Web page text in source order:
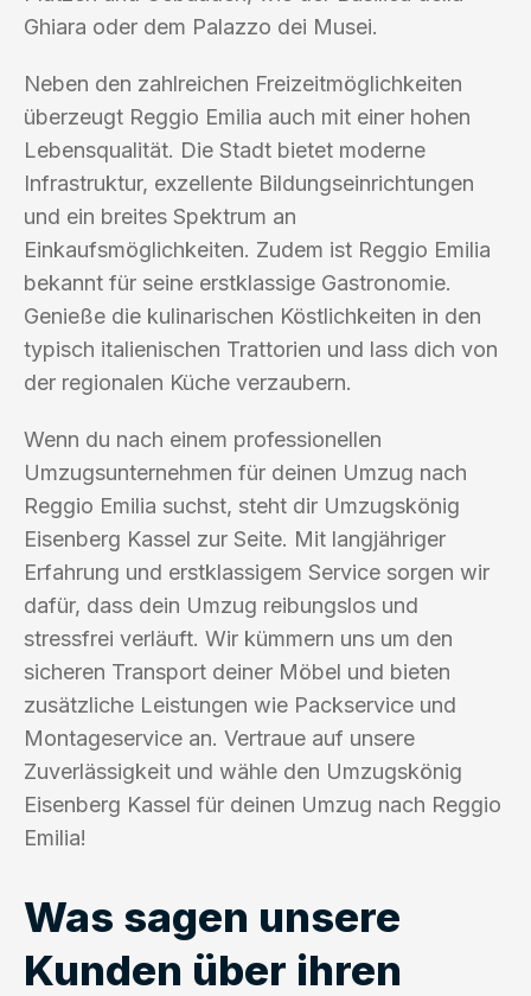
Ghiara oder dem Palazzo dei Musei.
Neben den zahlreichen Freizeitmöglichkeiten
überzeugt Reggio Emilia auch mit einer hohen
Lebensqualität. Die Stadt bietet moderne
Infrastruktur, exzellente Bildungseinrichtungen
und ein breites Spektrum an
Einkaufsmöglichkeiten. Zudem ist Reggio Emilia
bekannt für seine erstklassige Gastronomie.
Genieße die kulinarischen Köstlichkeiten in den
typisch italienischen Trattorien und lass dich von
der regionalen Küche verzaubern.
Wenn du nach einem professionellen
Umzugsunternehmen für deinen Umzug nach
Reggio Emilia suchst, steht dir Umzugskönig
Eisenberg Kassel zur Seite. Mit langjähriger
Erfahrung und erstklassigem Service sorgen wir
dafür, dass dein Umzug reibungslos und
stressfrei verläuft. Wir kümmern uns um den
sicheren Transport deiner Möbel und bieten
zusätzliche Leistungen wie Packservice und
Montageservice an. Vertraue auf unsere
Zuverlässigkeit und wähle den Umzugskönig
Eisenberg Kassel für deinen Umzug nach Reggio
Emilia!
Was sagen unsere
Kunden über ihren